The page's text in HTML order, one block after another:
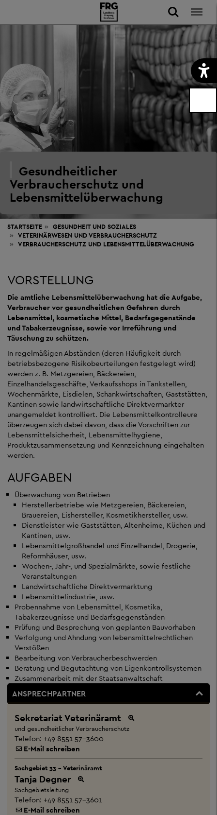
Gesundheitlicher
Verbraucherschutz und
Lebensmittelüberwachung
STARTSEITE GESUNDHEIT UND SOZIALES
VETERINÄRWESEN UND VERBRAUCHERSCHUTZ
VERBRAUCHERSCHUTZ UND LEBENSMITTELÜBERWACHUNG
VORSTELLUNG
Die amtliche Lebensmittelüberwachung hat die Aufgabe,
Verbraucher vor gesundheitlichen Gefahren durch
Lebensmittel, kosmetische Mittel, Bedarfsgegenstände
und Tabakerzeugnisse, sowie vor Irreführung und
Täuschung zu schützen.
In regelmäßigen Abständen (deren Häufigkeit durch
betriebsbezogene Risikobeurteilungen festgelegt wird)
werden z. B. Metzgereien, Bäckereien,
Einzelhandelsgeschäfte, Verkaufsshops in Tankstellen,
Wochenmärkte, Eisdielen, Schankwirtschaften, Gaststätten,
Kantinen sowie landwirtschaftliche Direktvermarkter
unangemeldet kontrolliert. Die Lebensmittelkontrolleure
überzeugen sich dabei davon, dass die Vorschriften zur
Lebensmittelsicherheit, Lebensmittelhygiene,
Produktzusammensetzung und Kennzeichnung eingehalten
werden.
AUFGABEN
Überwachung von Betrieben
Herstellerbetriebe wie Metzgereien, Bäckereien,
Brauereien, Eishersteller, Kosmetikhersteller, usw.
Dienstleister wie Gaststätten, Altenheime, Küchen und
Kantinen, usw.
Lebensmittelgroßhandel und Einzelhandel, Drogerie,
Reformhäuser, usw.
Wochen-, Jahr-, und Spezialmärkte, sowie festliche
Veranstaltungen
Landwirtschaftliche Direktvermarktung
Lebensmittelindustrie, usw.
Probennahme von Lebensmittel, Kosmetika,
Tabakerzeugnisse und Bedarfsgegenständen
Prüfung und Besprechung von geplanten Bauvorhaben
Verfolgung und Ahndung von lebensmittelrechtlichen
Verstößen
Bearbeitung von Verbraucherbeschwerden
Beratung und Begutachtung von Eigenkontrollsystemen
Zusammenarbeit mit der Staatsanwaltschaft
ANSPRECHPARTNER
Sekretariat Veterinäramt
und gesundheitlicher Verbraucherschutz
Telefon: +49 8551 57-3600
E-Mail schreiben
Sachgebiet 33 - Veterinäramt
Tanja Degner
Sachgebietsleitung
Telefon: +49 8551 57-3601
E-Mail schreiben